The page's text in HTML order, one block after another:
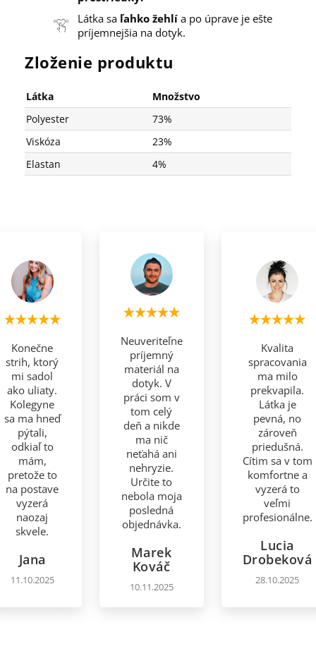
Látka sa ľahko žehlí a po úprave je ešte
príjemnejšia na dotyk.
Zloženie produktu
Látka
Množstvo
Polyester
73%
Viskóza
23%
Elastan
4%
Konečne
strih, ktorý
mi sadol
ako uliaty.
Kolegyne
sa ma hneď
pýtali,
odkiaľ to
mám,
pretože to
na postave
vyzerá
naozaj
skvele.
Jana
11.10.2025
Neuveriteľne
príjemný
materiál na
dotyk. V
práci som v
tom celý
deň a nikde
ma nič
neťahá ani
nehryzie.
Určite to
nebola moja
posledná
objednávka.
Marek
Kováč
10.11.2025
Kvalita
spracovania
ma milo
prekvapila.
Látka je
pevná, no
zároveň
priedušná.
Cítim sa v tom
komfortne a
vyzerá to
veľmi
profesionálne.
Lucia
Drobeková
28.10.2025